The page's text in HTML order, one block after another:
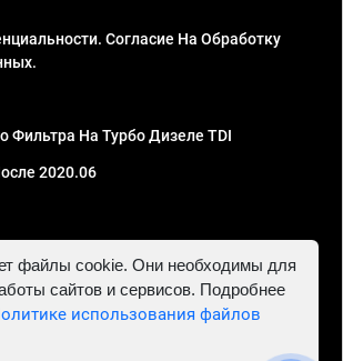
Согласие На Обработку
Фильтра На Турбо Дизеле TDI
2020.06
Павлович. ИНН 781302555843,
файлы cookie. Они необходимы для
сайтов и сервисов. Подробнее
использования файлов